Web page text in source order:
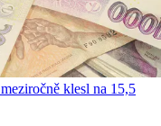
klesl na 15,5